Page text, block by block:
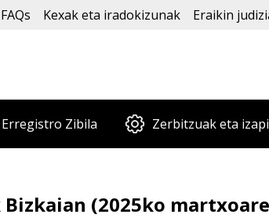
FAQs Kexak eta iradokizunak Eraikin
Erregistro Zibila Zerbitzuak eta
Bizkaian (2025ko